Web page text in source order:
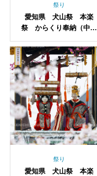
祭り
愛知県 犬山祭 本楽
祭 からくり奉納（中本
祭り
愛知県 犬山祭 本楽